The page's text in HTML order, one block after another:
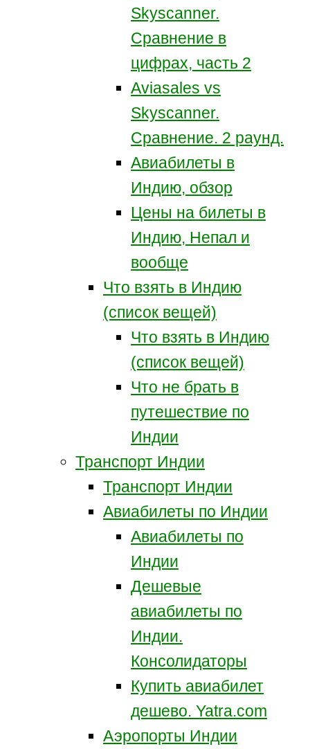
Skyscanner.
Сравнение в
цифрах, часть 2
Aviasales vs
Skyscanner.
Сравнение. 2 раунд.
Авиабилеты в
Индию, обзор
Цены на билеты в
Индию, Непал и
вообще
Что взять в Индию
(список вещей)
Что взять в Индию
(список вещей)
Что не брать в
путешествие по
Индии
Транспорт Индии
Транспорт Индии
Авиабилеты по Индии
Авиабилеты по
Индии
Дешевые
авиабилеты по
Индии.
Консолидаторы
Купить авиабилет
дешево. Yatra.com
Аэропорты Индии